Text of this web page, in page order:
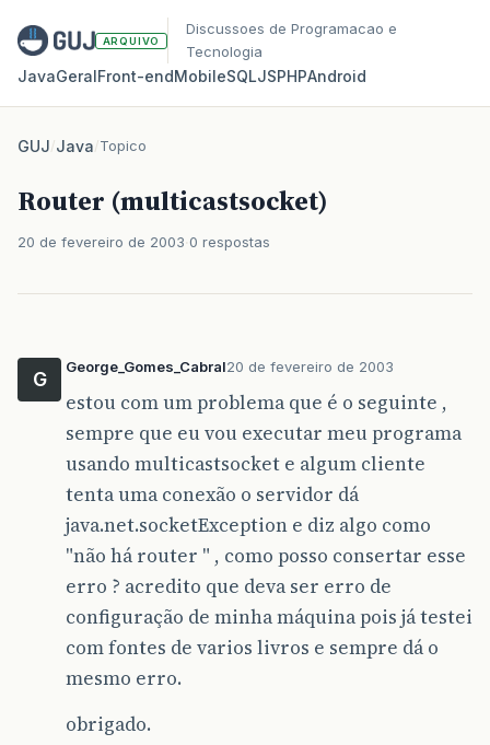
ARQUIVO
Discussoes de Programacao e
Tecnologia
JavaGeralFront‑endMobileSQLJSPHPAndroid
GUJ/Java/Topico
Router (multicastsocket)
20 de fevereiro de 2003 0 respostas
G
George_Gomes_Cabral20 de fevereiro de 2003
estou com um problema que é o seguinte ,
sempre que eu vou executar meu programa
usando multicastsocket e algum cliente
tenta uma conexão o servidor dá
java.net.socketException e diz algo como
"não há router " , como posso consertar esse
erro ? acredito que deva ser erro de
configuração de minha máquina pois já testei
com fontes de varios livros e sempre dá o
mesmo erro.
obrigado.